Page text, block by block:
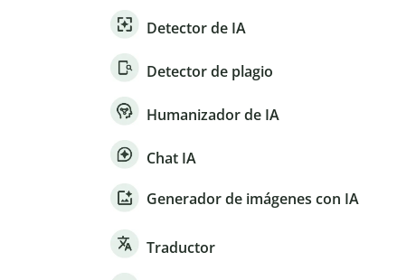
Detector de IA
Detector de plagio
Humanizador de IA
Chat IA
Generador de imágenes con IA
Traductor